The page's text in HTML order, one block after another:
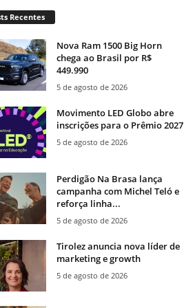
Recentes
Nova Ram 1500 Big Horn
chega ao Brasil por R$
449.990
5 de agosto de 2026
Movimento LED Globo abre
inscrições para o Prêmio 2027
5 de agosto de 2026
Perdigão Na Brasa lança
campanha com Michel Teló e
reforça linha...
5 de agosto de 2026
Tirolez anuncia nova líder de
marketing e growth
5 de agosto de 2026